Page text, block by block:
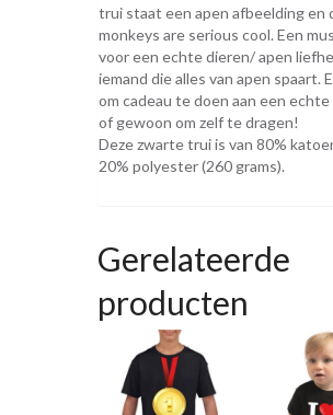
trui staat een apen afbeelding en
monkeys are serious cool. Een
voor een echte dieren/ apen
iemand die alles van apen spaart.
om cadeau te doen aan een echte
of gewoon om zelf te dragen!
Deze zwarte trui is van 80%
20% polyester (260 grams).
Gerelateerde
producten